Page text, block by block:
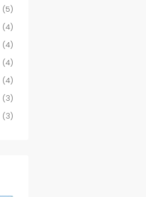
(5)
(4)
(4)
(4)
(4)
(3)
(3)